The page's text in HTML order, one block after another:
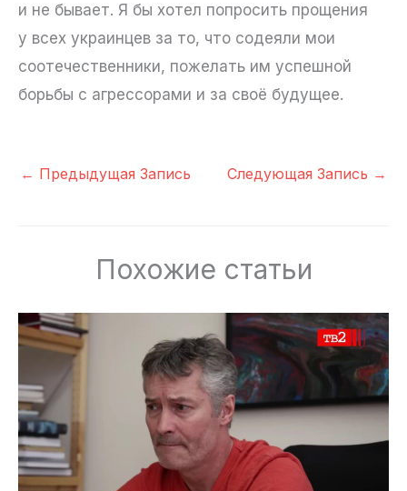
и не бывает. Я бы хотел попросить прощения
у всех украинцев за то, что содеяли мои
соотечественники, пожелать им успешной
борьбы с агрессорами и за своё будущее.
← Предыдущая Запись Следующая Запись →
Похожие статьи